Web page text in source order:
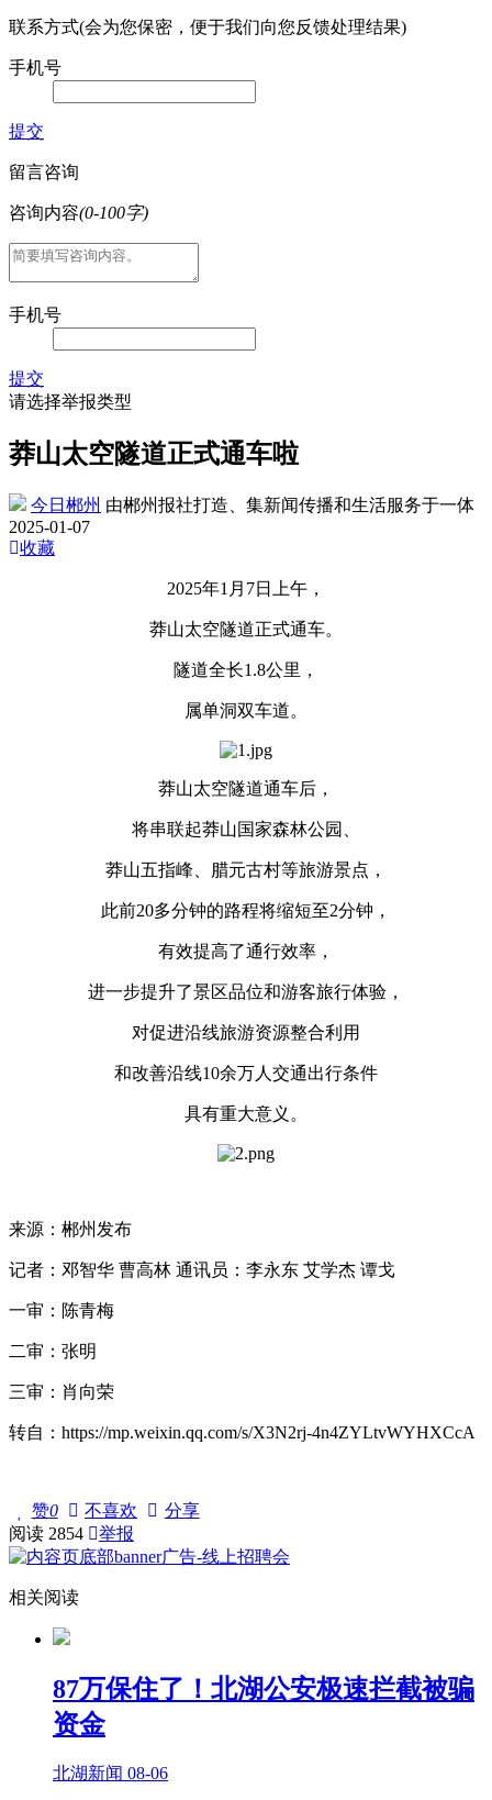
联系方式(会为您保密，便于我们向您反馈处理结果)
手机号
提交
留言咨询
咨询内容(0-100字)
手机号
提交
请选择举报类型
莽山太空隧道正式通车啦
今日郴州 由郴州报社打造、集新闻传播和生活服务于一体
2025-01-07
收藏
2025年1月7日上午，
莽山太空隧道正式通车。
隧道全长1.8公里，
属单洞双车道。
莽山太空隧道通车后，
将串联起莽山国家森林公园、
莽山五指峰、腊元古村等旅游景点，
此前20多分钟的路程将缩短至2分钟，
有效提高了通行效率，
进一步提升了景区品位和游客旅行体验，
对促进沿线旅游资源整合利用
和改善沿线10余万人交通出行条件
具有重大意义。
来源：郴州发布
记者：邓智华 曹高林 通讯员：李永东 艾学杰 谭戈
一审：陈青梅
二审：张明
三审：肖向荣
转自：https://mp.weixin.qq.com/s/X3N2rj-4n4ZYLtvWYHXCcA
赞0 不喜欢
分享
阅读 2854 举报
相关阅读
87万保住了！北湖公安极速拦截被骗
资金
北湖新闻 08-06